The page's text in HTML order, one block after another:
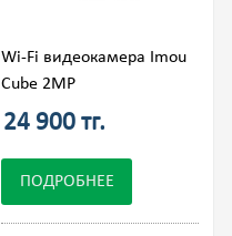
Wi-Fi видеокамера Imou
Cube 2MP
24 900 тг.
ПОДРОБНЕЕ